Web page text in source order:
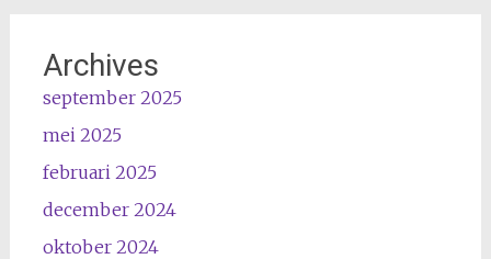
Archives
september 2025
mei 2025
februari 2025
december 2024
oktober 2024